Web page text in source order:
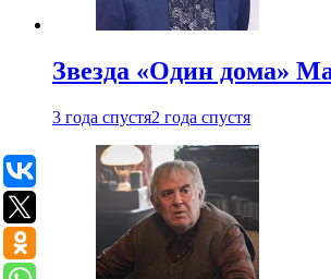
Звезда «Один дома»
3 года спустя2 года спустя